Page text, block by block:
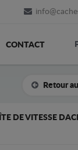
CONTACT
Retour
DE VITESSE